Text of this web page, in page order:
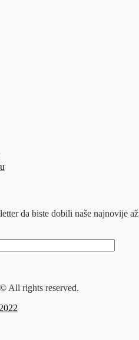
da biste dobili naše najnovije
All rights reserved.